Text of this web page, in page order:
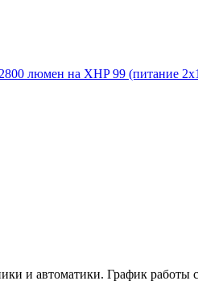
люмен на XHP 99 (питание
и автоматики. График